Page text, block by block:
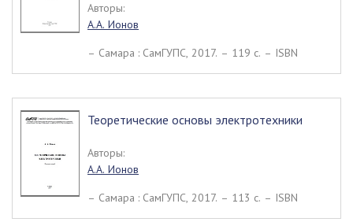
Авторы:
А.А. Ионов
– Самара : СамГУПС, 2017. – 119 c. – ISBN
Теоретические основы электротехники
Авторы:
А.А. Ионов
– Самара : СамГУПС, 2017. – 113 c. – ISBN